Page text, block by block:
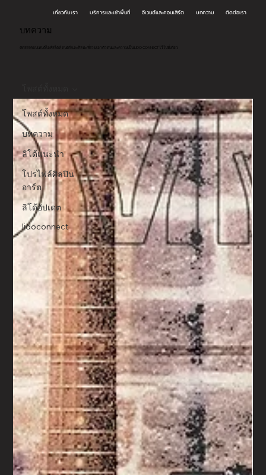
เกี่ยวกับเรา บริการและเช่าพื้นที่ อีเวนต์และคอนเสิร์ต บทความ ติดต่อเรา
บทความ
คัดสรรคอนเทนต์ไลฟ์สไตล์ ดนตรี และศิลปะ ที่รวมเอาตัวตนและความเป็น LIDO CONNECT ไว้ในที่เดียว
โพสต์ทั้งหมด
บทความ
ลิโด้แนะนำ
โปรไฟล์ศิลปิน
อาร์ต
ลิโด้อัปเดต
lidoconnect